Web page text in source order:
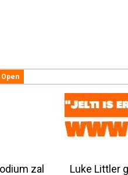
Open
zal
Luke Littler